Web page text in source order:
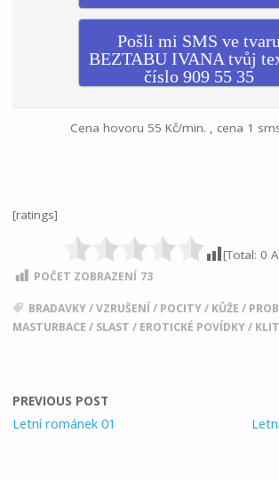
Pošli mi SMS ve tvaru
BEZTABU IVANA tvůj
číslo 909 55 35
Cena hovoru 55 Kč/min. , cena 1
[ratings]
[Total: 0
POČET ZOBRAZENÍ 73
BRADAVKY/VZRUŠENÍ / POCITY/ KŮŽE /
MASTURBACE / SLAST / EROTICKÉ POVÍDKY/
PREVIOUS POST
Letní románek 01